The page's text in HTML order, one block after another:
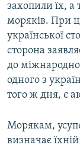
захопили їх, а
моряків. При
української
сторона
до
одного з
того ж дня, є
Морякам,
визначає